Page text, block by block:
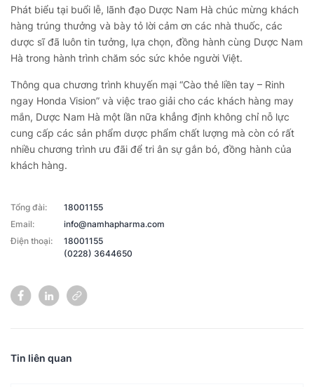
Phát biểu tại buổi lễ, lãnh đạo Dược Nam Hà chúc mừng khách
hàng trúng thưởng và bày tỏ lời cảm ơn các nhà thuốc, các
dược sĩ đã luôn tin tưởng, lựa chọn, đồng hành cùng Dược Nam
Hà trong hành trình chăm sóc sức khỏe người Việt.
Thông qua chương trình khuyến mại “Cào thẻ liền tay – Rinh
ngay Honda Vision” và việc trao giải cho các khách hàng may
mắn, Dược Nam Hà một lần nữa khẳng định không chỉ nỗ lực
cung cấp các sản phẩm dược phẩm chất lượng mà còn có rất
nhiều chương trình ưu đãi để tri ân sự gắn bó, đồng hành của
khách hàng.
Tổng đài:
18001155
Email:
info@namhapharma.com
Điện thoại:
18001155
(0228) 3644650
Tin liên quan